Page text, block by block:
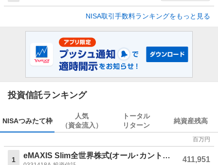
NISA取引手数料ランキングをもっと見る
投資信託ランキング
NISAつみたて枠
人気
（資金流入）
トータル
リターン
純資産残高
百万円
1 eMAXIS Slim全世界株式(オール･カントリー) 411,951